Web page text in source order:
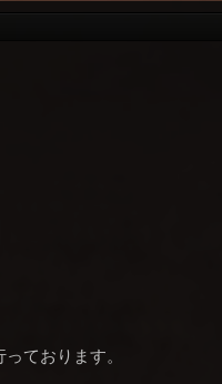
ております。